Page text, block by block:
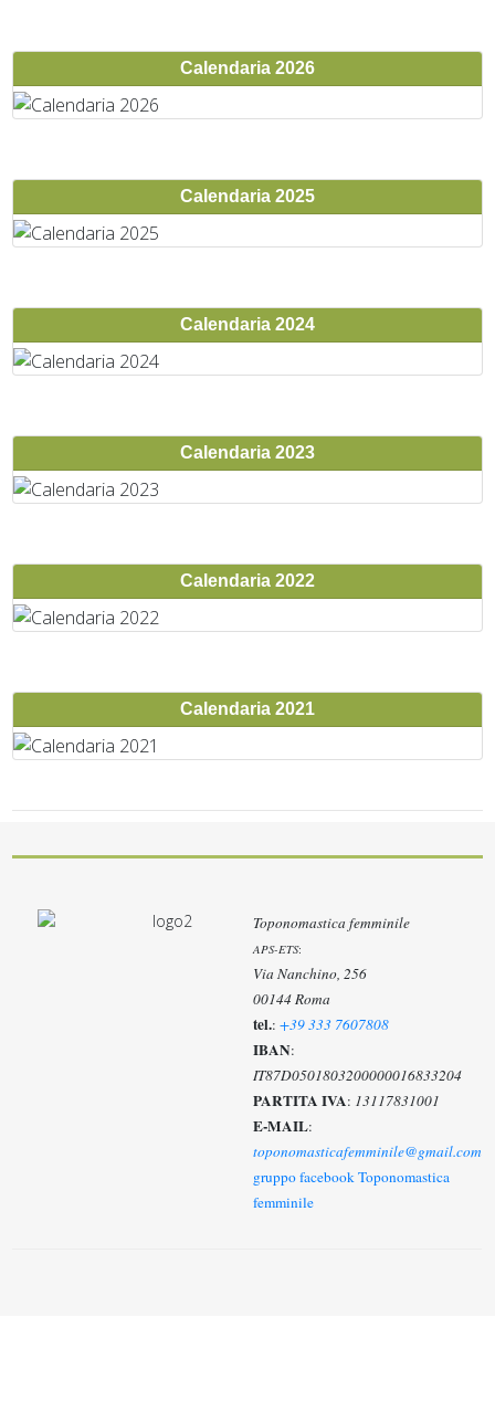
Calendaria 2026
Calendaria 2025
Calendaria 2024
Calendaria 2023
Calendaria 2022
Calendaria 2021
Toponomastica femminile
APS-ETS:
Via Nanchino, 256
00144 Roma
tel.:+39 333 7607808
IBAN:
IT87D0501803200000016833204
PARTITA IVA: 13117831001
E-MAIL:
toponomasticafemminile@gmail.com
gruppo facebook Toponomastica
femminile